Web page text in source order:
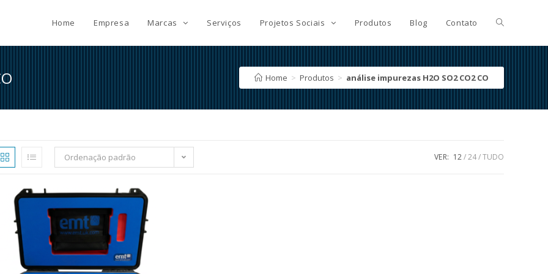
Home Empresa Marcas Serviços Projetos Sociais Produtos Blog Contato
Home > Produtos > análise impurezas H2O SO2 CO2 CO
Ordenação padrão VER: 12 24 TUDO